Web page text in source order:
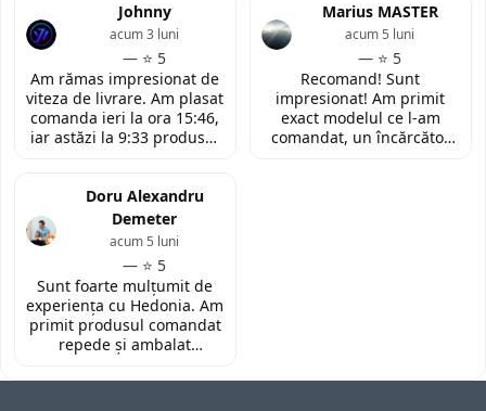
contactat in urma cererii
de retur si mi-au oferit
modelul potrivit de
tastatura pentru repararea
laptopului. Nu am ce
reprosa! Serviciu prompt si
de incredere!
fata locului, am fost placut
impresionata de
amabilitatea si priceperea
personalului. Multumesc
tare mult pentru ajutorul
oferit!
Johnny
— ⭐ 5
acum 3 luni
Am rămas impresionat de
viteza de livrare. Am plasat
comanda ieri la ora 15:46,
iar astăzi la 9:33 produsul
exact conform descrierii,
ambalată corespunzător și
la un preț foarte
toată încrederea!
Marius MASTER
— ⭐ 5
acum 5 luni
Recomand! Sunt
impresionat! Am primit
exact modelul ce l-am
comandat, un încărcător
Doru Alexandru
Demeter
— ⭐ 5
acum 5 luni
Sunt foarte mulțumit de
experiența cu Hedonia. Am
primit produsul comandat
repede și ambalat
fost foarte bun față de alte